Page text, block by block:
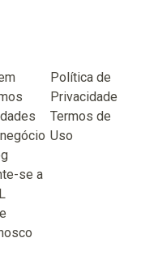
se a
Política de
Privacidade
Termos de
Uso